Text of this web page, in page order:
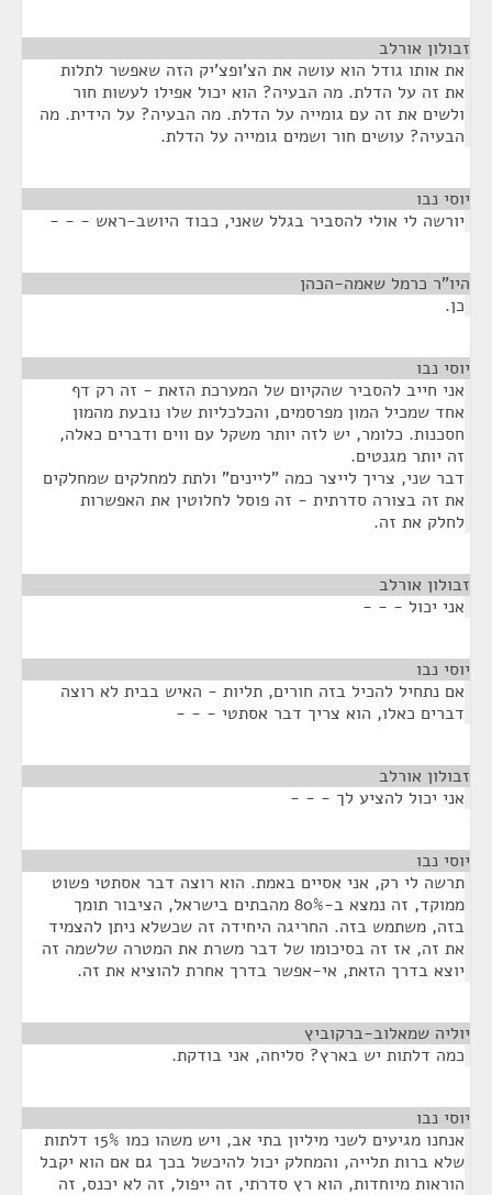
זבולון אורלב
את אותו גודל הוא עושה את הצ'ופצ'יק הזה שאפשר לתלות
את זה על הדלת. מה הבעיה? הוא יכול אפילו לעשות חור
ולשים את זה עם גומייה על הדלת. מה הבעיה? על הידית. מה
הבעיה? עושים חור ושמים גומייה על הדלת.
יוסי נבו
יורשה לי אולי להסביר בגלל שאני, כבוד היושב-ראש - - -
היו"ר כרמל שאמה-הכהן
כן.
יוסי נבו
אני חייב להסביר שהקיום של המערכת הזאת - זה רק דף
אחד שמכיל המון מפרסמים, והכלכליות שלו נובעת מהמון
חסכנות. כלומר, יש לזה יותר משקל עם ווים ודברים כאלה,
זה יותר מגנטים.
דבר שני, צריך לייצר כמה "ליינים" ולתת למחלקים שמחלקים
את זה בצורה סדרתית - זה פוסל לחלוטין את האפשרות
לחלק את זה.
זבולון אורלב
אני יכול - - -
יוסי נבו
אם נתחיל להכיל בזה חורים, תליות - האיש בבית לא רוצה
דברים כאלו, הוא צריך דבר אסתטי - - -
זבולון אורלב
אני יכול להציע לך - - -
יוסי נבו
תרשה לי רק, אני אסיים באמת. הוא רוצה דבר אסתטי פשוט
ממוקד, זה נמצא ב-80% מהבתים בישראל, הציבור תומך
בזה, משתמש בזה. החריגה היחידה זה שכשלא ניתן להצמיד
את זה, אז זה בסיכומו של דבר משרת את המטרה שלשמה זה
יוצא בדרך הזאת, אי-אפשר בדרך אחרת להוציא את זה.
יוליה שמאלוב-ברקוביץ
כמה דלתות יש בארץ? סליחה, אני בודקת.
יוסי נבו
אנחנו מגיעים לשני מיליון בתי אב, ויש משהו כמו 15% דלתות
שלא ברות תלייה, והמחלק יכול להיכשל בכך גם אם הוא יקבל
הוראות מיוחדות, הוא רץ סדרתי, זה ייפול, זה לא יכנס, זה